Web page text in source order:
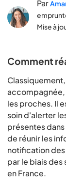
Par
Mise à
Comment
accompagnée,
les proches. Il
soin d'alerter
présentes
de réunir les
notification
par le biais
en France.